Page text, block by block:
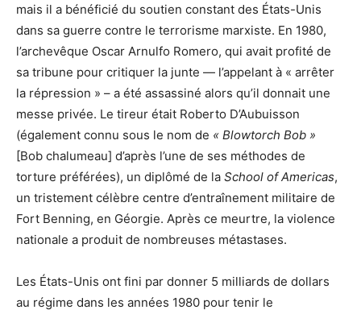
mais il a bénéficié du soutien constant des États-Unis
dans sa guerre contre le terrorisme marxiste. En 1980,
l’archevêque Oscar Arnulfo Romero, qui avait profité de
sa tribune pour critiquer la junte — l’appelant à « arrêter
la répression » – a été assassiné alors qu’il donnait une
messe privée. Le tireur était Roberto D’Aubuisson
(également connu sous le nom de « Blowtorch Bob »
[Bob chalumeau] d’après l’une de ses méthodes de
torture préférées), un diplômé de la School of Americas,
un tristement célèbre centre d’entraînement militaire de
Fort Benning, en Géorgie. Après ce meurtre, la violence
nationale a produit de nombreuses métastases.
Les États-Unis ont fini par donner 5 milliards de dollars
au régime dans les années 1980 pour tenir le